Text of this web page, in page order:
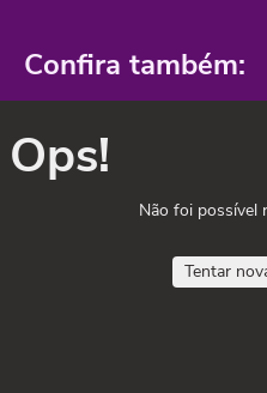
Confira também:
Ops!
Não foi possível
Tentar